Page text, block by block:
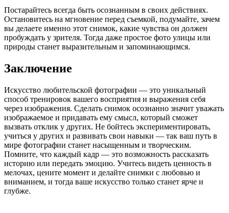
Постарайтесь всегда быть осознанным в своих действиях.
Остановитесь на мгновение перед съемкой, подумайте, зачем
вы делаете именно этот снимок, какие чувства он должен
пробуждать у зрителя. Тогда даже простое фото улицы или
природы станет выразительным и запоминающимся.
Заключение
Искусство любительской фотографии — это уникальный
способ тренировок вашего восприятия и выражения себя
через изображения. Сделать снимок осознанно значит уважать
изображаемое и придавать ему смысл, который сможет
вызвать отклик у других. Не бойтесь экспериментировать,
учиться у других и развивать свои навыки — так ваш путь в
мире фотографии станет насыщенным и творческим.
Помните, что каждый кадр — это возможность рассказать
историю или передать эмоцию. Учитесь видеть ценность в
мелочах, цените момент и делайте снимки с любовью и
вниманием, и тогда ваше искусство только станет ярче и
глубже.